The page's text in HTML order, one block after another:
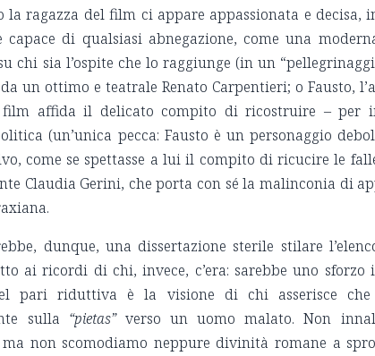
la ragazza del film ci appare appassionata e decisa,
capace di qualsiasi abnegazione, come una
chi sia l’ospite che lo raggiunge (in un
un ottimo e teatrale Renato Carpentieri; o Fausto,
affida il delicato compito di ricostruire – per
(un’unica pecca: Fausto è un personaggio
come se spettasse a lui il compito di ricucire le
Claudia Gerini, che porta con sé la malinconia di
dunque, una dissertazione sterile stilare
ai ricordi di chi, invece, c’era: sarebbe uno
pari riduttiva è la visione di chi asserisce che
sulla “pietas”verso un uomo malato. Non
non scomodiamo neppure divinità romane a